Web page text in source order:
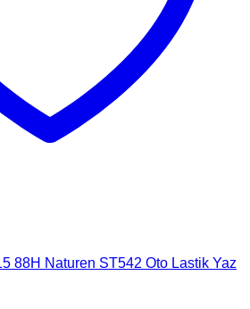
88H Naturen ST542 Oto Lastik Yaz